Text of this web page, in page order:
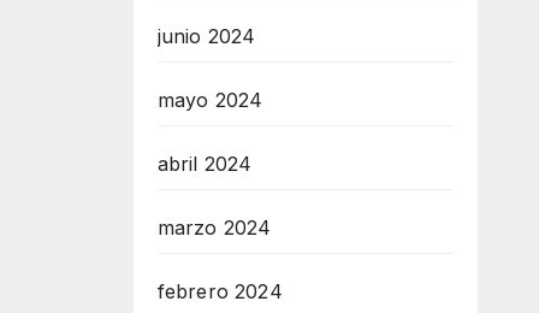
junio 2024
mayo 2024
abril 2024
marzo 2024
febrero 2024